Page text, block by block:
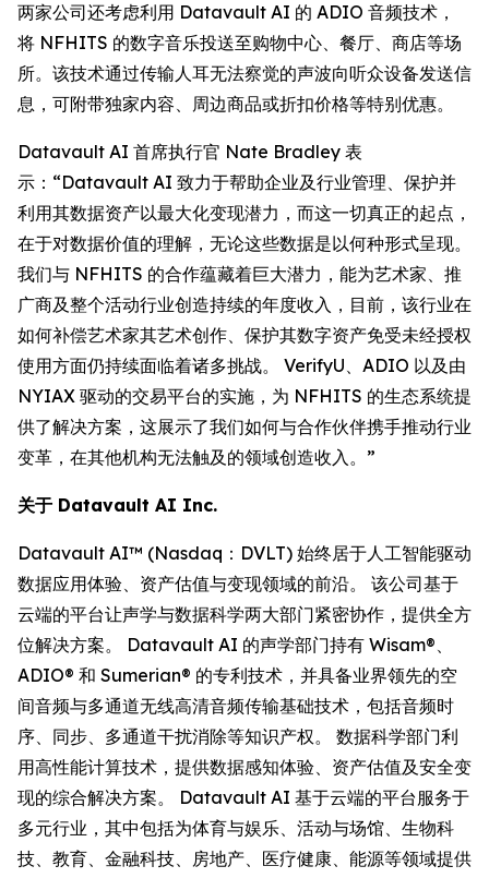
两家公司还考虑利用 Datavault AI 的 ADIO 音频技术，
将 NFHITS 的数字音乐投送至购物中心、餐厅、商店等场
所。该技术通过传输人耳无法察觉的声波向听众设备发送信
息，可附带独家内容、周边商品或折扣价格等特别优惠。
Datavault AI 首席执行官 Nate Bradley 表
示：“Datavault AI 致力于帮助企业及行业管理、保护并
利用其数据资产以最大化变现潜力，而这一切真正的起点，
在于对数据价值的理解，无论这些数据是以何种形式呈现。
我们与 NFHITS 的合作蕴藏着巨大潜力，能为艺术家、推
广商及整个活动行业创造持续的年度收入，目前，该行业在
如何补偿艺术家其艺术创作、保护其数字资产免受未经授权
使用方面仍持续面临着诸多挑战。 VerifyU、ADIO 以及由
NYIAX 驱动的交易平台的实施，为 NFHITS 的生态系统提
供了解决方案，这展示了我们如何与合作伙伴携手推动行业
变革，在其他机构无法触及的领域创造收入。”
关于 Datavault AI Inc.
Datavault AI™ (Nasdaq：DVLT) 始终居于人工智能驱动
数据应用体验、资产估值与变现领域的前沿。 该公司基于
云端的平台让声学与数据科学两大部门紧密协作，提供全方
位解决方案。 Datavault AI 的声学部门持有 Wisam®、
ADIO® 和 Sumerian® 的专利技术，并具备业界领先的空
间音频与多通道无线高清音频传输基础技术，包括音频时
序、同步、多通道干扰消除等知识产权。 数据科学部门利
用高性能计算技术，提供数据感知体验、资产估值及安全变
现的综合解决方案。 Datavault AI 基于云端的平台服务于
多元行业，其中包括为体育与娱乐、活动与场馆、生物科
技、教育、金融科技、房地产、医疗健康、能源等领域提供